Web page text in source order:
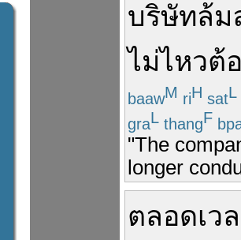
บริษัทล้ม
ไม่ไหวต้
baawM riH satL
graL thangF
"The
longer
ตลอดเว